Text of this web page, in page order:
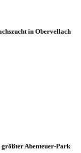
in Obervellach
Abenteuer-Park